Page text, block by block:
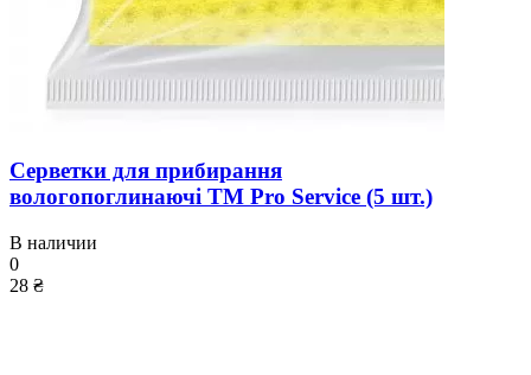
Серветки для прибирання
вологопоглинаючі ТМ Pro Service (5 шт.)
В наличии
0
28 ₴